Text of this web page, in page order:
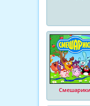
Смешарики